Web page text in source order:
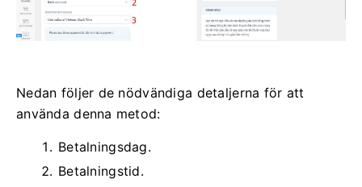
Nedan följer de nödvändiga detaljerna för att
använda denna metod:
Betalningsdag.
Betalningstid.